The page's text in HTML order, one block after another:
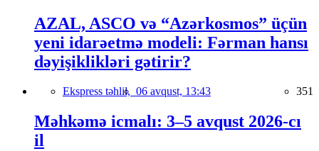
AZAL, ASCO və “Azərkosmos” üçün
yeni idarəetmə modeli: Fərman hansı
dəyişiklikləri gətirir?
Ekspress təhlil, 06 avqust, 13:43 351
Məhkəmə icmalı: 3–5 avqust 2026-cı
il